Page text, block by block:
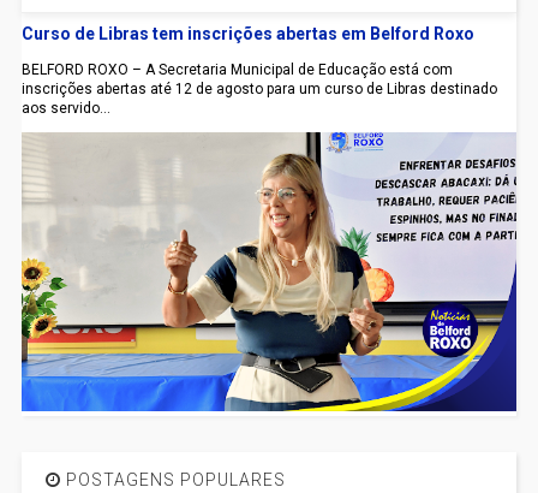
Curso de Libras tem inscrições abertas em Belford Roxo
BELFORD ROXO – A Secretaria Municipal de Educação está com
inscrições abertas até 12 de agosto para um curso de Libras destinado
aos servido...
POSTAGENS POPULARES